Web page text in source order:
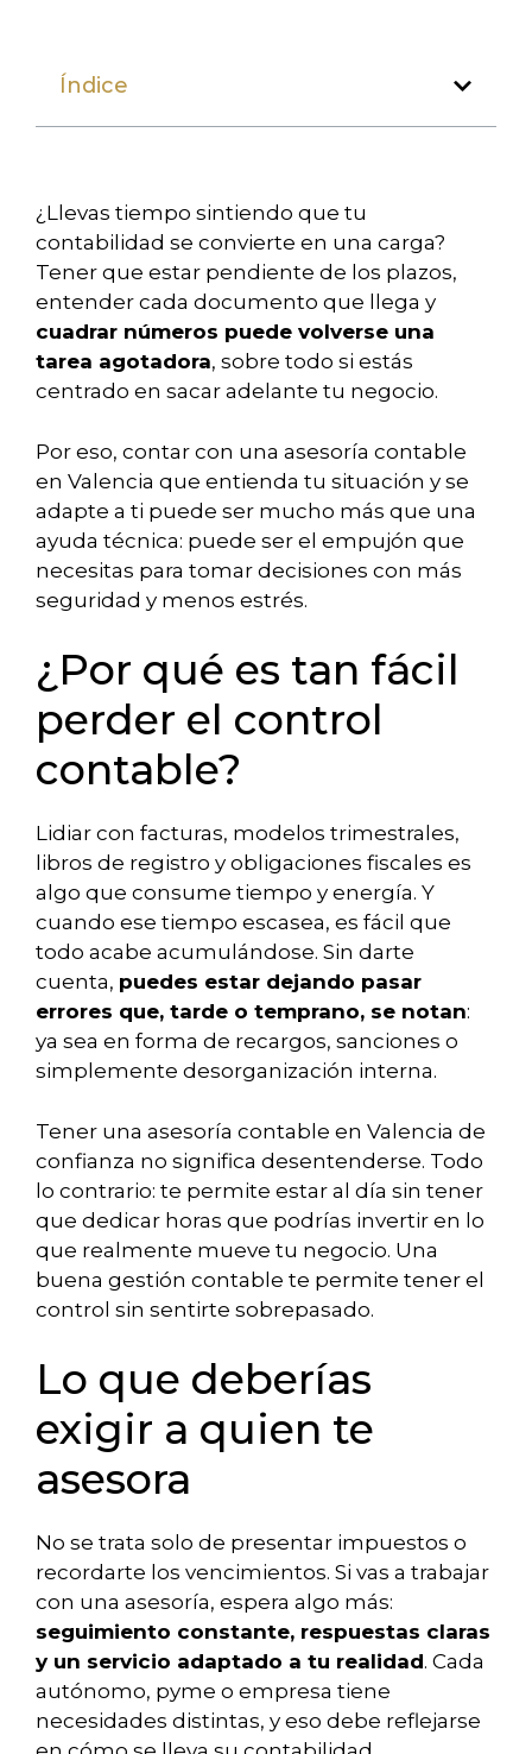
Índice
¿Llevas tiempo sintiendo que tu
contabilidad se convierte en una carga?
Tener que estar pendiente de los plazos,
entender cada documento que llega y
cuadrar números puede volverse una
tarea agotadora, sobre todo si estás
centrado en sacar adelante tu negocio.
Por eso, contar con una asesoría contable
en Valencia que entienda tu situación y se
adapte a ti puede ser mucho más que una
ayuda técnica: puede ser el empujón que
necesitas para tomar decisiones con más
seguridad y menos estrés.
¿Por qué es tan fácil
perder el control
contable?
Lidiar con facturas, modelos trimestrales,
libros de registro y obligaciones fiscales es
algo que consume tiempo y energía. Y
cuando ese tiempo escasea, es fácil que
todo acabe acumulándose. Sin darte
cuenta, puedes estar dejando pasar
errores que, tarde o temprano, se notan:
ya sea en forma de recargos, sanciones o
simplemente desorganización interna.
Tener una asesoría contable en Valencia de
confianza no significa desentenderse. Todo
lo contrario: te permite estar al día sin tener
que dedicar horas que podrías invertir en lo
que realmente mueve tu negocio. Una
buena gestión contable te permite tener el
control sin sentirte sobrepasado.
Lo que deberías
exigir a quien te
asesora
No se trata solo de presentar impuestos o
recordarte los vencimientos. Si vas a trabajar
con una asesoría, espera algo más:
seguimiento constante, respuestas claras
y un servicio adaptado a tu realidad. Cada
autónomo, pyme o empresa tiene
necesidades distintas, y eso debe reflejarse